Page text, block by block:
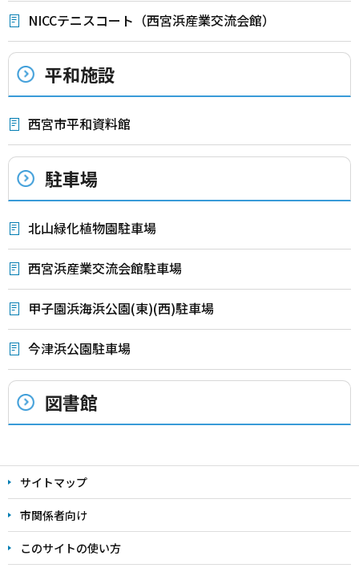
NICCテニスコート（西宮浜産業交流会館）
平和施設
西宮市平和資料館
駐車場
北山緑化植物園駐車場
西宮浜産業交流会館駐車場
甲子園浜海浜公園(東)(西)駐車場
今津浜公園駐車場
図書館
文
こ
こ
ま
で
サイトマップ
市関係者向け
このサイトの使い方